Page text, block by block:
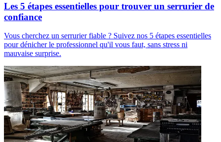
Les 5 étapes essentielles pour trouver un serrurier de
confiance
Vous cherchez un serrurier fiable ? Suivez nos 5 étapes essentielles
pour dénicher le professionnel qu'il vous faut, sans stress ni
mauvaise surprise.